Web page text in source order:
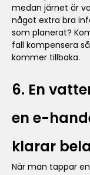
medan järnet är
något extra bra
som planerat?
fall kompensera
kommer tillbaka.
6. En
en e-
klarar
När man tappar